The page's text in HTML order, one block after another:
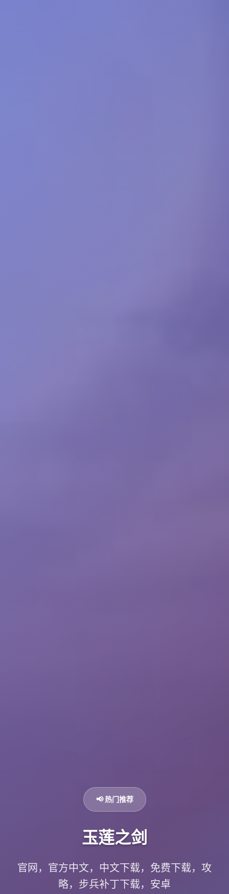
📢 热门推荐
玉莲之剑
官网，官方中文，中文下载，免费下载，攻
略，步兵补丁下载，安卓